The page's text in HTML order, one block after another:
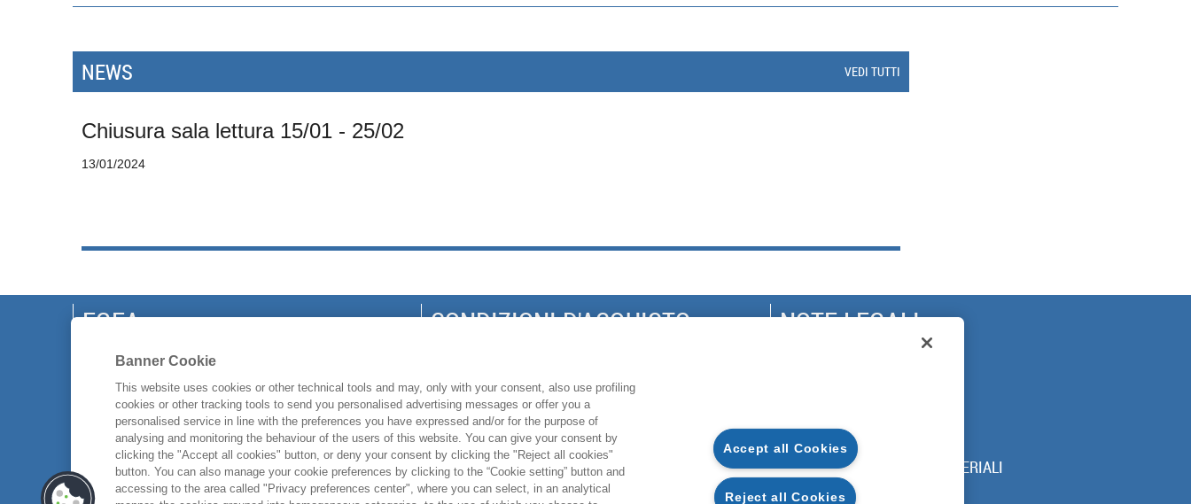
NEWS VEDI TUTTI
Chiusura sala lettura 15/01 - 25/02
13/01/2024
EGEA
CHI SIAMO
CODICE ETICO
WHISTLEBLOWING
CONTATTI
CONDIZIONI D'ACQUISTO
PROCEDURA DELL'ORDINE
MODALITÀ DI PAGAMENTO
MODALITÀ SPEDIZIONE
RECEDI DAL CONTRATTO
E-BOOK: CARATTERISTICHE E UTILIZZO
NOTE LEGALI
COOKIE POLICY
CODICE DI UTILIZZO DEI MATERIALI
Banner Cookie
This website uses cookies or other technical tools and may, only with your consent, also use profiling
cookies or other tracking tools to send you personalised advertising messages or offer you a
personalised service in line with the preferences you have expressed and/or for the purpose of
analysing and monitoring the behaviour of the users of this website. You can give your consent by
clicking the "Accept all cookies" button, or deny your consent by clicking the "Reject all cookies"
button. You can also manage your cookie preferences by clicking to the “Cookie setting” button and
accessing to the area called "Privacy preferences center", where you can select, in an analytical
Accept all Cookies
Reject all Cookies